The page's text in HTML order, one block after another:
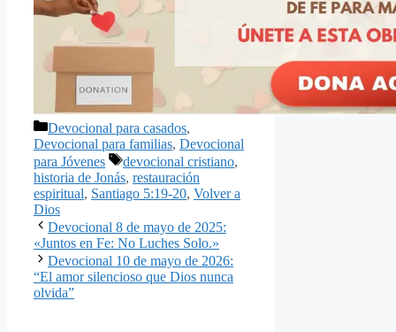
Categorías
Devocional para casados,
Devocional para familias, Devocional
para Jóvenes
Etiquetas
devocional cristiano,
historia de Jonás, restauración
espiritual, Santiago 5:19-20, Volver a
Dios
Devocional 8 de mayo de 2025:
«Juntos en Fe: No Luches Solo.»
Devocional 10 de mayo de 2026:
“El amor silencioso que Dios nunca
olvida”